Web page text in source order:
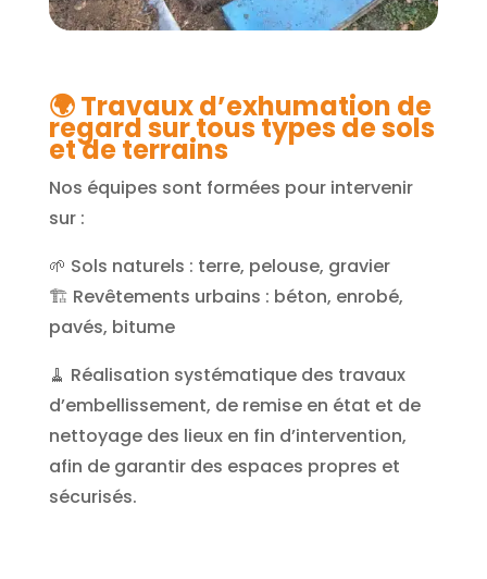
🌍Travaux d’exhumation de
regard sur tous types de sols
et de terrains
Nos équipes sont formées pour intervenir
sur :
🌱 Sols naturels : terre, pelouse, gravier
🏗️ Revêtements urbains : béton, enrobé,
pavés, bitume
🧹 Réalisation systématique des travaux
d’embellissement, de remise en état et de
nettoyage des lieux en fin d’intervention,
afin de garantir des espaces propres et
sécurisés.